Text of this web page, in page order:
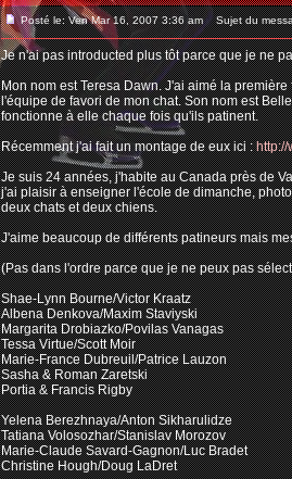
Posté le: Ven Mar 16, 2007 3:36 am Sujet du
Je n'ai pas introducted plus tôt parce que je ne
Mon nom est Teresa Dawn. J'ai aimé la
l'équipe de favori de mon chat. Son nom est
fonctionne à elle chaque fois qu'ils patinent.
Récemment j'ai fait un montage de eux ici :http://
Je suis 24 années, j'habite au Canada près de
j'ai plaisir à enseigner l'école de dimanche,
deux chats et deux chiens.
J'aime beaucoup de différents patineurs mais
(Pas dans l'ordre parce que je ne peux pas
Shae-Lynn Bourne/Victor Kraatz
Albena Denkova/Maxim Staviyski
Margarita Drobiazko/Povilas Vanagas
Tessa Virtue/Scott Moir
Marie-France Dubreuil/Patrice Lauzon
Sasha & Roman Zaretski
Portia & Francis Rigby
Yelena Berezhnaya/Anton Sikharulidze
Tatiana Volosozhar/Stanislav Morozov
Marie-Claude Savard-Gagnon/Luc Bradet
Christine Hough/Doug LaDret